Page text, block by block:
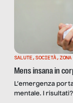
SALUTE, SOCIETÀ,
Mens insana in
L’emergenza
mentale. I